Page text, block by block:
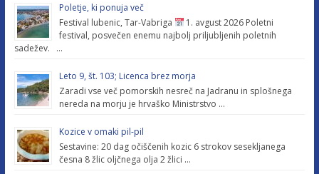
Poletje, ki ponuja več
Festival lubenic, Tar-Vabriga
1. avgust 2026 Poletni
festival, posvečen enemu najbolj priljubljenih poletnih
sadežev. …
Leto 9, št. 103; Licenca brez morja
Zaradi vse več pomorskih nesreč na Jadranu in splošnega
nereda na morju je hrvaško Ministrstvo …
Kozice v omaki pil-pil
Sestavine: 20 dag očiščenih kozic 6 strokov sesekljanega
česna 8 žlic oljčnega olja 2 žlici …